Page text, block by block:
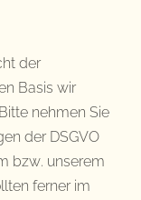
der
Basis wir
nehmen Sie
der DSGVO
bzw. unserem
ferner im